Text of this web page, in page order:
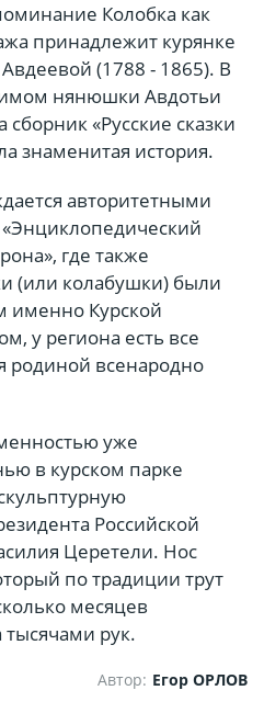
Колобка как
принадлежит курянке
(1788 - 1865). В
нянюшки Авдотьи
«Русские сказки
знаменитая история.
авторитетными
где также
(или колабушки) были
Курской
у региона есть все
родиной всенародно
уже
в курском парке
Российской
Церетели. Нос
по традиции трут
месяцев
тысячами рук.
Автор: Егор ОРЛОВ